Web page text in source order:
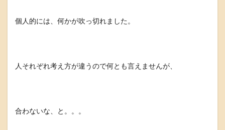
個人的には、何かが吹っ切れました。
人それぞれ考え方が違うので何とも言えませんが、
合わないな、と。。。